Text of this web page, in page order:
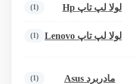
لولا لپ تاپ Hp (1)
لولا لپ تاپ Lenovo (1)
مادربرد Asus (1)